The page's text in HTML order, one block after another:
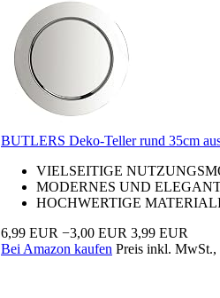
BUTLERS Deko-Teller rund 35cm
VIELSEITIGE
MODERNES UND
HOCHWERTIGE
6,99 EUR −3,00 EUR 3,99 EUR
Bei Amazon kaufen Preis inkl. MwSt.,